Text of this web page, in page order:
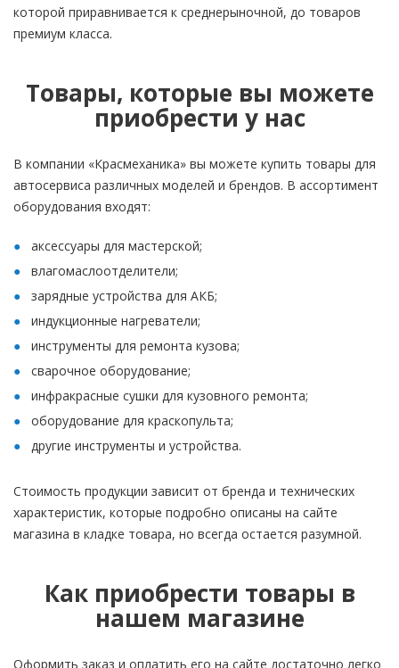
которой приравнивается к среднерыночной, до товаров
премиум класса.
Товары, которые вы можете
приобрести у нас
В компании «Красмеханика» вы можете купить товары для
автосервиса различных моделей и брендов. В ассортимент
оборудования входят:
аксессуары для мастерской;
влагомаслоотделители;
зарядные устройства для АКБ;
индукционные нагреватели;
инструменты для ремонта кузова;
сварочное оборудование;
инфракрасные сушки для кузовного ремонта;
оборудование для краскопульта;
другие инструменты и устройства.
Стоимость продукции зависит от бренда и технических
характеристик, которые подробно описаны на сайте
магазина в кладке товара, но всегда остается разумной.
Как приобрести товары в
нашем магазине
Оформить заказ и оплатить его на сайте достаточно легко